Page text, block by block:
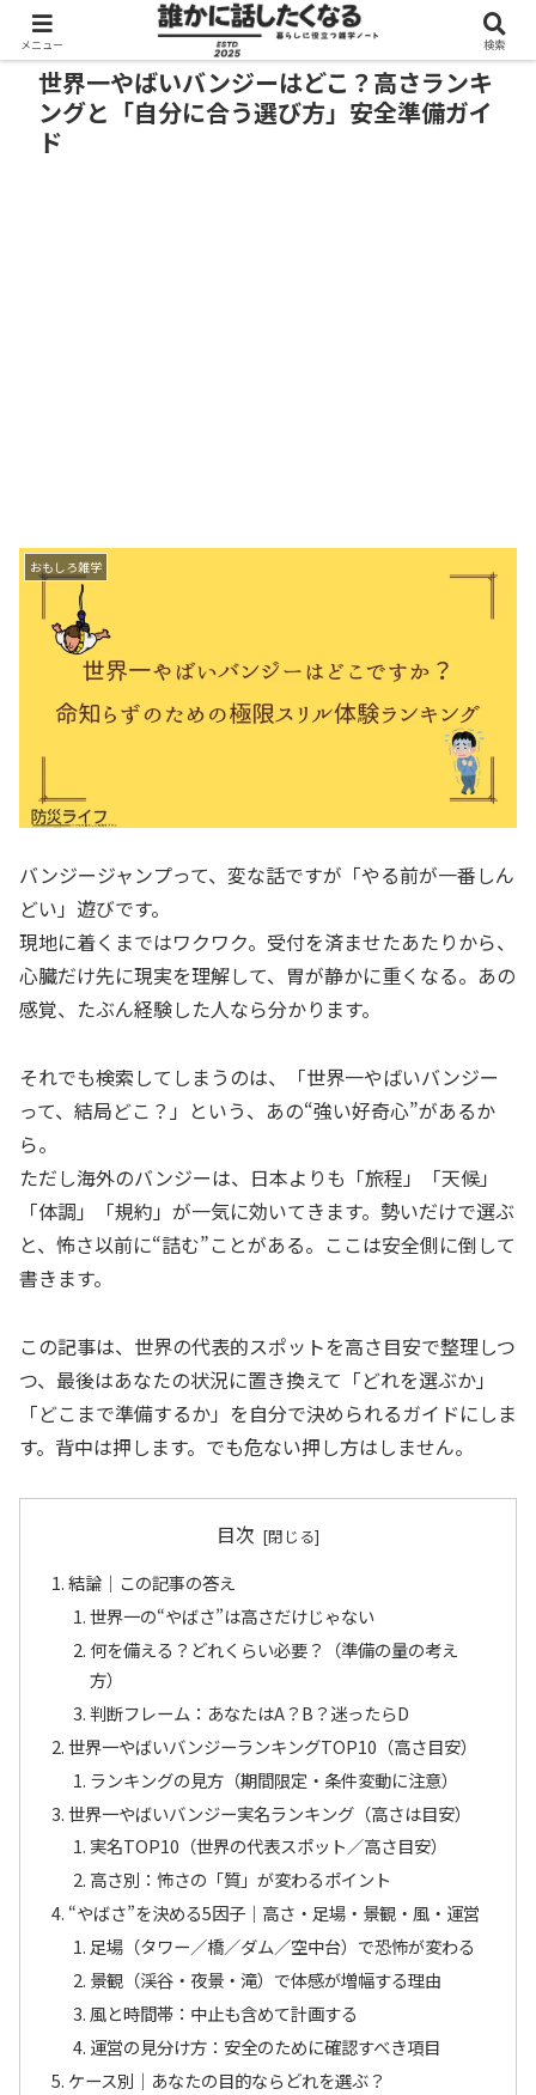
世界一やばいバンジーはどこ？高さランキ
ングと「自分に合う選び方」安全準備ガイ
ド
おもしろ雑学
バンジージャンプって、変な話ですが「やる前が一番しん
どい」遊びです。
現地に着くまではワクワク。受付を済ませたあたりから、
心臓だけ先に現実を理解して、胃が静かに重くなる。あの
感覚、たぶん経験した人なら分かります。
それでも検索してしまうのは、「世界一やばいバンジー
って、結局どこ？」という、あの“強い好奇心”があるか
ら。
ただし海外のバンジーは、日本よりも「旅程」「天候」
「体調」「規約」が一気に効いてきます。勢いだけで選ぶ
と、怖さ以前に“詰む”ことがある。ここは安全側に倒して
書きます。
この記事は、世界の代表的スポットを高さ目安で整理しつ
つ、最後はあなたの状況に置き換えて「どれを選ぶか」
「どこまで準備するか」を自分で決められるガイドにしま
す。背中は押します。でも危ない押し方はしません。
目次
結論｜この記事の答え
世界一の“やばさ”は高さだけじゃない
何を備える？どれくらい必要？（準備の量の考え
方）
判断フレーム：あなたはA？B？迷ったらD
世界一やばいバンジーランキングTOP10（高さ目安）
ランキングの見方（期間限定・条件変動に注意）
世界一やばいバンジー実名ランキング（高さは目安）
実名TOP10（世界の代表スポット／高さ目安）
高さ別：怖さの「質」が変わるポイント
“やばさ”を決める5因子｜高さ・足場・景観・風・運営
足場（タワー／橋／ダム／空中台）で恐怖が変わる
景観（渓谷・夜景・滝）で体感が増幅する理由
風と時間帯：中止も含めて計画する
運営の見分け方：安全のために確認すべき項目
ケース別｜あなたの目的ならどれを選ぶ？
メニュー 検索